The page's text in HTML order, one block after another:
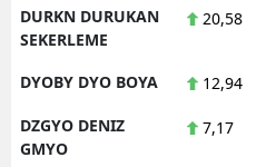
DURKN DURUKAN
SEKERLEME
20,58
DYOBY DYO BOYA 12,94
DZGYO DENIZ
GMYO
7,17